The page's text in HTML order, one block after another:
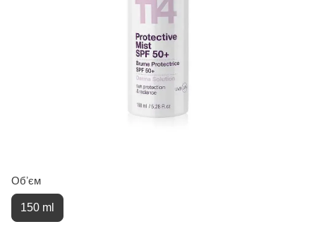
Обʼєм
150 ml